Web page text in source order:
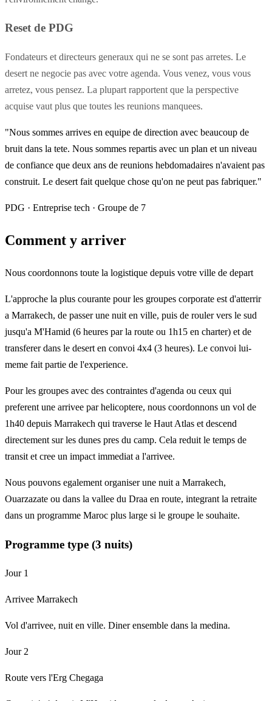
Reset de PDG
Fondateurs et directeurs generaux qui ne se sont pas arretes. Le
desert ne negocie pas avec votre agenda. Vous venez, vous vous
arretez, vous pensez. La plupart rapportent que la perspective
acquise vaut plus que toutes les reunions manquees.
"Nous sommes arrives en equipe de direction avec beaucoup de
bruit dans la tete. Nous sommes repartis avec un plan et un niveau
de confiance que deux ans de reunions hebdomadaires n'avaient pas
construit. Le desert fait quelque chose qu'on ne peut pas fabriquer."
PDG · Entreprise tech · Groupe de 7
Comment y arriver
Nous coordonnons toute la logistique depuis votre ville de depart
L'approche la plus courante pour les groupes corporate est d'atterrir
a Marrakech, de passer une nuit en ville, puis de rouler vers le sud
jusqu'a M'Hamid (6 heures par la route ou 1h15 en charter) et de
transferer dans le desert en convoi 4x4 (3 heures). Le convoi lui-
meme fait partie de l'experience.
Pour les groupes avec des contraintes d'agenda ou ceux qui
preferent une arrivee par helicoptere, nous coordonnons un vol de
1h40 depuis Marrakech qui traverse le Haut Atlas et descend
directement sur les dunes pres du camp. Cela reduit le temps de
transit et cree un impact immediat a l'arrivee.
Nous pouvons egalement organiser une nuit a Marrakech,
Ouarzazate ou dans la vallee du Draa en route, integrant la retraite
dans un programme Maroc plus large si le groupe le souhaite.
Programme type (3 nuits)
Jour 1
Arrivee Marrakech
Vol d'arrivee, nuit en ville. Diner ensemble dans la medina.
Jour 2
Route vers l'Erg Chegaga